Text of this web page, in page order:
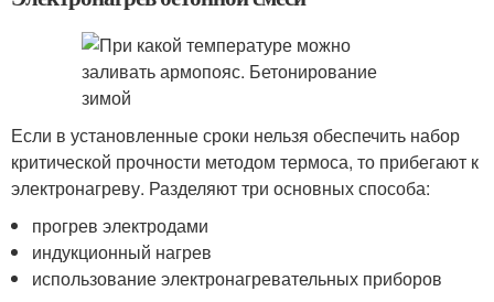
Если в установленные сроки нельзя обеспечить набор
критической прочности методом термоса, то прибегают к
электронагреву. Разделяют три основных способа:
прогрев электродами
индукционный нагрев
использование электронагревательных приборов